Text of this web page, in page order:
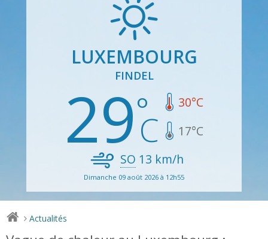
LUXEMBOURG
FINDEL
29 30°C
17°C
SO 13 km/h
Dimanche 09 août 2026 à 12h55
> Actualités